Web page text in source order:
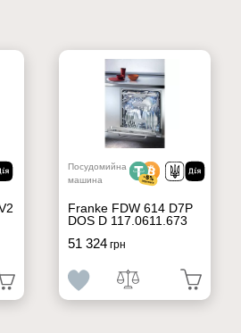
Посудомийна
машина
Franke FDW 614 D7P
DOS D 117.0611.673
51 324грн